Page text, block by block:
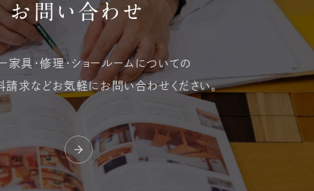
お問い合わせ
家具・修理・ ショールームについての
請求などお気軽にお問い合わせください。